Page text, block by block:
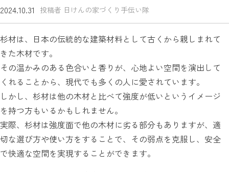
2024.10.31 投稿者 日けんの家づくり手伝い隊
杉材は、日本の伝統的な建築材料として古くから親しまれて
きた木材です。
その温かみのある色合いと香りが、心地よい空間を演出して
くれることから、現代でも多くの人に愛されています。
しかし、杉材は他の木材と比べて強度が低いというイメージ
を持つ方もいるかもしれません。
実際、杉材は強度面で他の木材に劣る部分もありますが、適
切な選び方や使い方をすることで、その弱点を克服し、安全
で快適な空間を実現することができます。